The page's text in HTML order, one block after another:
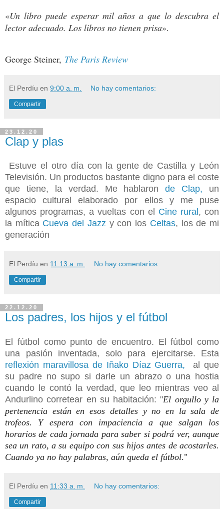
«Un libro puede esperar mil años a que lo descubra el
lector adecuado. Los libros no tienen prisa».
George Steiner, The Paris Review
El Perdíu en 9:00 a. m. No hay comentarios:
Compartir
23.12.20
Clap y plas
Estuve el otro día con la gente de Castilla y León
Televisión. Un productos bastante digno para el coste
que tiene, la verdad. Me hablaronde Clap, un
espacio cultural elaborado por ellos y me puse
algunos programas, a vueltas con el Cine rural , con
la mítica Cueva del Jazzy con los Celtas, los de mi
generación
El Perdíu en 11:13 a. m. No hay comentarios:
Compartir
22.12.20
Los padres, los hijos y el fútbol
El fútbol como punto de encuentro. El fútbol como
una pasión inventada, solo para ejercitarse. Esta
reflexión maravillosa de Iñako Díaz Guerra,
al que
su padre no supo si darle un abrazo o una hostia
cuando le contó la verdad, que leo mientras veo al
Andurlino corretear en su habitación: "El orgullo y la
pertenencia están en esos detalles y no en la sala de
trofeos. Y espera con impaciencia a que salgan los
horarios de cada jornada para saber si podrá ver, aunque
sea un rato, a su equipo con sus hijos antes de acostarles.
Cuando ya no hay palabras, aún queda el fútbol."
El Perdíu en 11:33 a. m. No hay comentarios:
Compartir